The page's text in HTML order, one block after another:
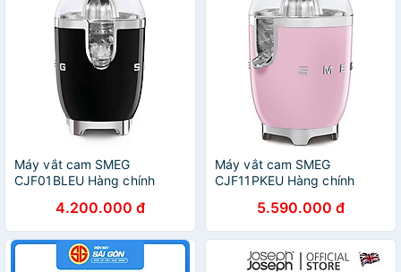
Máy vắt cam SMEG
CJF01BLEU Hàng chính
4.200.000 đ
Máy vắt cam SMEG
CJF11PKEU Hàng chính
5.590.000 đ